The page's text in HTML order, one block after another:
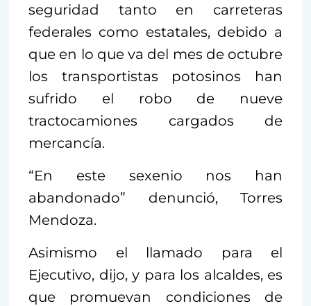
seguridad tanto en carreteras
federales como estatales, debido a
que en lo que va del mes de octubre
los transportistas potosinos han
sufrido el robo de nueve
tractocamiones cargados de
mercancía.
“En este sexenio nos han
abandonado” denunció, Torres
Mendoza.
Asimismo el llamado para el
Ejecutivo, dijo, y para los alcaldes, es
que promuevan condiciones de